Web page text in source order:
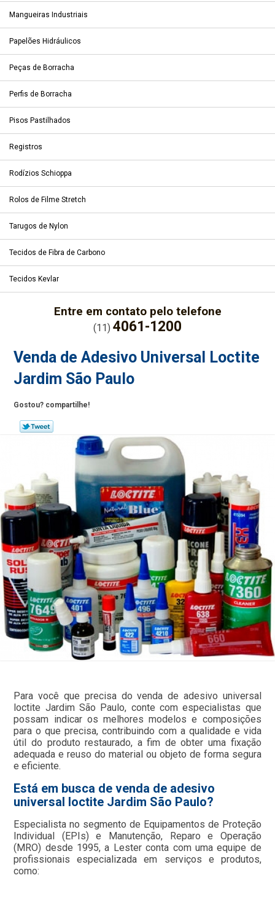
Mangueiras Industriais
Papelões Hidráulicos
Peças de Borracha
Perfis de Borracha
Pisos Pastilhados
Registros
Rodízios Schioppa
Rolos de Filme Stretch
Tarugos de Nylon
Tecidos de Fibra de Carbono
Tecidos Kevlar
Entre em contato pelo telefone
(11) 4061-1200
Venda de Adesivo Universal Loctite
Jardim São Paulo
Gostou? compartilhe!
Para você que precisa do venda de adesivo universal
loctite Jardim São Paulo, conte com especialistas que
possam indicar os melhores modelos e composições
para o que precisa, contribuindo com a qualidade e vida
útil do produto restaurado, a fim de obter uma fixação
adequada e reuso do material ou objeto de forma segura
e eficiente.
Está em busca de venda de adesivo
universal loctite Jardim São Paulo?
Especialista no segmento de Equipamentos de Proteção
Individual (EPIs) e Manutenção, Reparo e Operação
(MRO) desde 1995, a Lester conta com uma equipe de
profissionais especializada em serviços e produtos,
como: